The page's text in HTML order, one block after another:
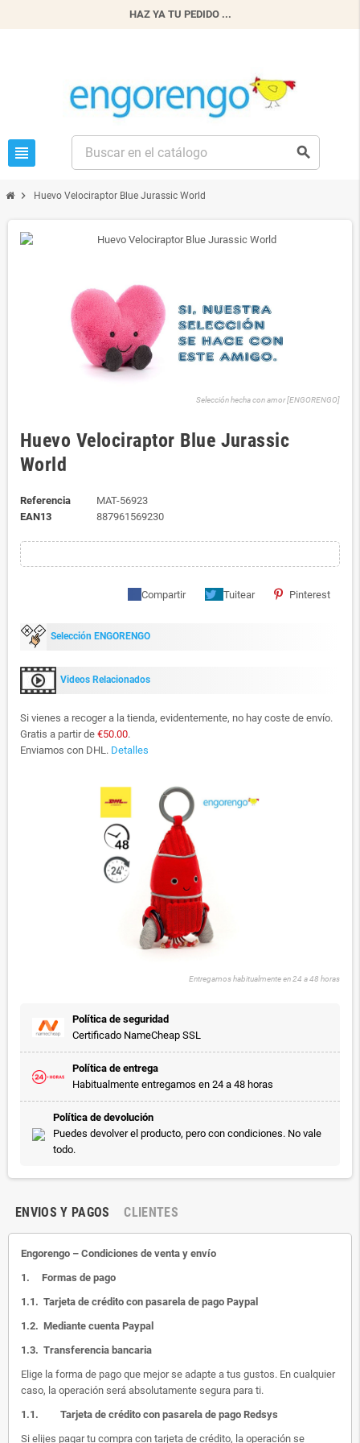
HAZ YA TU PEDIDO ...
view_headline search
chevron_right Huevo Velociraptor Blue Jurassic World
Selección hecha con amor [ENGORENGO]
Huevo Velociraptor Blue Jurassic
World
Referencia
MAT-56923
EAN13
887961569230
Compartir Tuitear Pinterest
Selección ENGORENGO
Videos Relacionados
Si vienes a recoger a la tienda, evidentemente, no hay coste de envío.
Gratis a partir de €50.00.
Enviamos con DHL. Detalles
Entregamos habitualmente en 24 a 48 horas
Política de seguridad
Certificado NameCheap SSL
Política de entrega
Habitualmente entregamos en 24 a 48 horas
Política de devolución
Puedes devolver el producto, pero con condiciones. No vale
todo.
ENVIOS Y PAGOS CLIENTES
Engorengo – Condiciones de venta y envío
1. Formas de pago
1.1. Tarjeta de crédito con pasarela de pago Paypal
1.2. Mediante cuenta Paypal
1.3. Transferencia bancaria
Elige la forma de pago que mejor se adapte a tus gustos. En cualquier
caso, la operación será absolutamente segura para ti.
1.1. Tarjeta de crédito con pasarela de pago Redsys
Si elijes pagar tu compra con tarjeta de crédito, la operación se